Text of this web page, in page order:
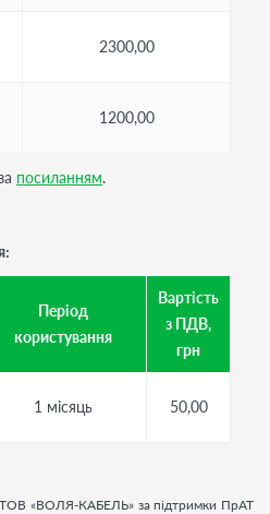
2300,00
1200,00
посиланням.
Період
користування
Вартість
з ПДВ,
грн
1 місяць 50,00
ТОВ «ВОЛЯ-КАБЕЛЬ» за підтримки ПрАТ